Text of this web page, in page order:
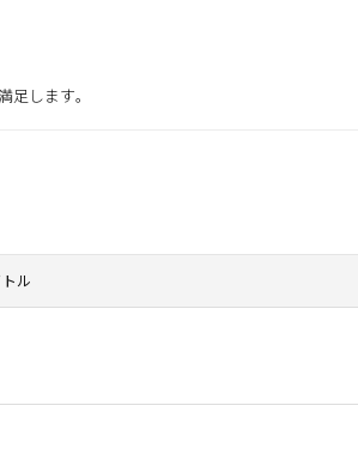
します。
ル